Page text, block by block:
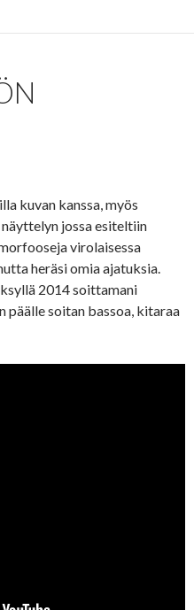
kuvan kanssa, myös
näyttelyn jossa esiteltiin
virolaisessa
heräsi omia ajatuksia.
2014 soittamani
päälle soitan bassoa, kitaraa